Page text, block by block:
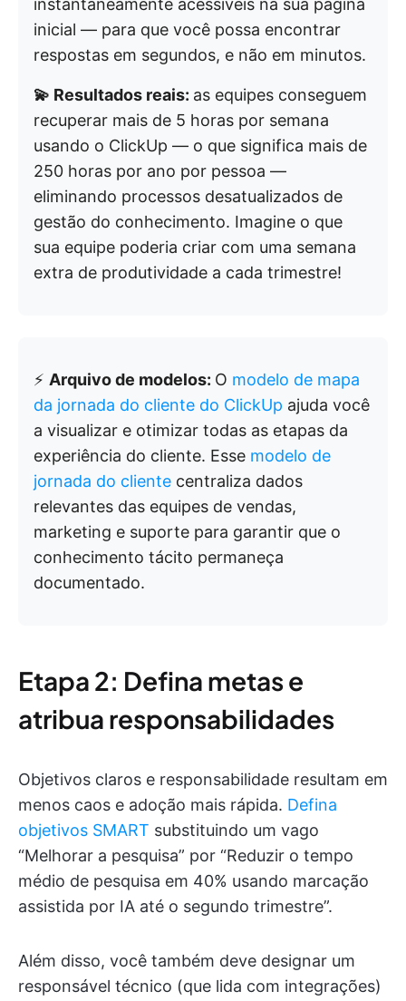
instantaneamente acessíveis na sua página
inicial — para que você possa encontrar
respostas em segundos, e não em minutos.
💫 Resultados reais: as equipes conseguem
recuperar mais de 5 horas por semana
usando o ClickUp — o que significa mais de
250 horas por ano por pessoa —
eliminando processos desatualizados de
gestão do conhecimento. Imagine o que
sua equipe poderia criar com uma semana
extra de produtividade a cada trimestre!
⚡ Arquivo de modelos: O modelo de mapa
da jornada do cliente do ClickUp ajuda você
a visualizar e otimizar todas as etapas da
experiência do cliente. Esse modelo de
jornada do cliente centraliza dados
relevantes das equipes de vendas,
marketing e suporte para garantir que o
conhecimento tácito permaneça
documentado.
Etapa 2: Defina metas e
atribua responsabilidades
Objetivos claros e responsabilidade resultam em
menos caos e adoção mais rápida. Defina
objetivos SMART substituindo um vago
“Melhorar a pesquisa” por “Reduzir o tempo
médio de pesquisa em 40% usando marcação
assistida por IA até o segundo trimestre”.
Além disso, você também deve designar um
responsável técnico (que lida com integrações)